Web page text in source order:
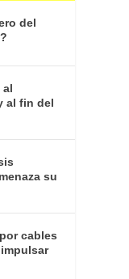
del
al
al fin del
su
cables